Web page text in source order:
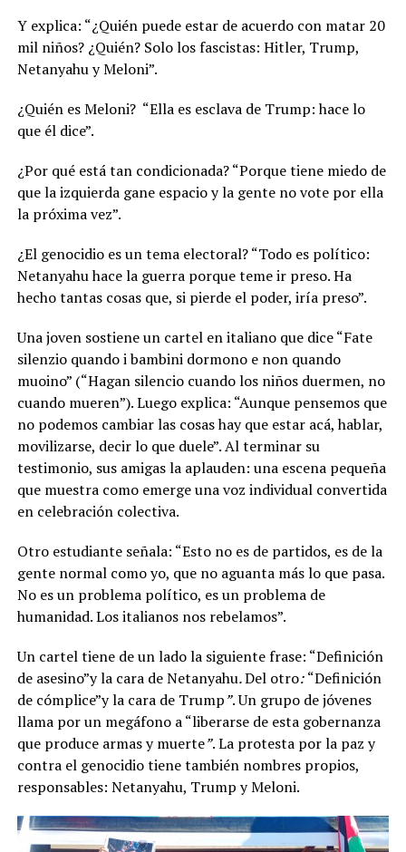
Y explica: “¿Quién puede estar de acuerdo con matar 20
mil niños? ¿Quién? Solo los fascistas: Hitler, Trump,
Netanyahu y Meloni”.
¿Quién es Meloni? “Ella es esclava de Trump: hace lo
que él dice”.
¿Por qué está tan condicionada? “Porque tiene miedo de
que la izquierda gane espacio y la gente no vote por ella
la próxima vez”.
¿El genocidio es un tema electoral? “Todo es político:
Netanyahu hace la guerra porque teme ir preso. Ha
hecho tantas cosas que, si pierde el poder, iría preso”.
Una joven sostiene un cartel en italiano que dice “Fate
silenzio quando i bambini dormono e non quando
muoino” (“Hagan silencio cuando los niños duermen, no
cuando mueren”). Luego explica: “Aunque pensemos que
no podemos cambiar las cosas hay que estar acá, hablar,
movilizarse, decir lo que duele”. Al terminar su
testimonio, sus amigas la aplauden: una escena pequeña
que muestra como emerge una voz individual convertida
en celebración colectiva.
Otro estudiante señala: “Esto no es de partidos, es de la
gente normal como yo, que no aguanta más lo que pasa.
No es un problema político, es un problema de
humanidad. Los italianos nos rebelamos”.
Un cartel tiene de un lado la siguiente frase: “Definición
de asesino”y la cara de Netanyahu.Del otro:“Definición
de cómplice”y la cara de Trump”. Un grupo de jóvenes
llama por un megáfono a “liberarse de esta gobernanza
que produce armas y muerte”. La protesta por la paz y
contra el genocidio tiene también nombres propios,
responsables: Netanyahu, Trump y Meloni.